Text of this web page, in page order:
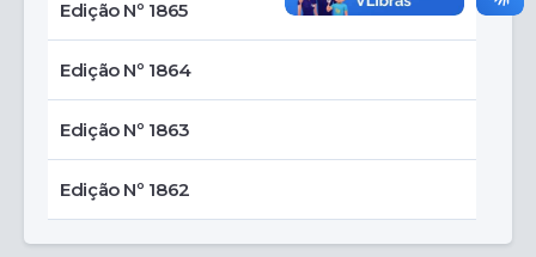
Edição Nº 1865
Edição Nº 1864
Edição Nº 1863
Edição Nº 1862